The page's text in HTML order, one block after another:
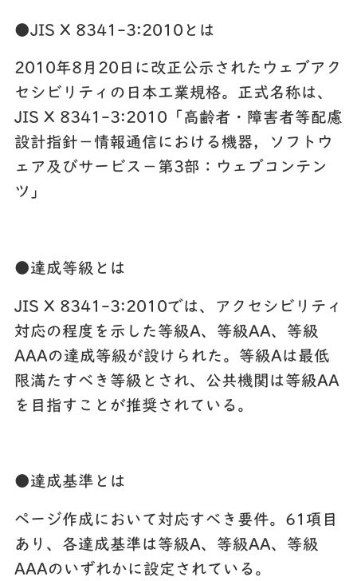
●JIS X 8341-3:2010とは
2010年8月20日に改正公示されたウェブアク
セシビリティの日本工業規格。正式名称は、
JIS X 8341-3:2010「高齢者・障害者等配慮
設計指針－情報通信における機器，ソフトウ
ェア及びサービス－第3部：ウェブコンテン
ツ」
●達成等級とは
JIS X 8341-3:2010では、アクセシビリティ
対応の程度を示した等級A、等級AA、等級
AAAの達成等級が設けられた。等級Aは最低
限満たすべき等級とされ、公共機関は等級AA
を目指すことが推奨されている。
●達成基準とは
ページ作成において対応すべき要件。61項目
あり、各達成基準は等級A、等級AA、等級
AAAのいずれかに設定されている。